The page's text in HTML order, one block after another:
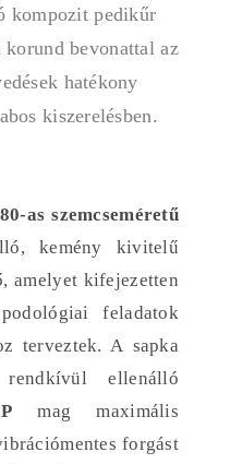
kompozit pedikűr
bevonattal az
hatékony
kiszerelésben.
as szemcseméretű
kemény kivitelű
amelyet kifejezetten
feladatok
terveztek. A sapka
ellenálló
mag maximális
forgást